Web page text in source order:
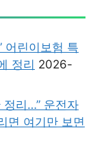
어린이보험 특
정리 2026-
정리…” 운전자
면 여기만 보면